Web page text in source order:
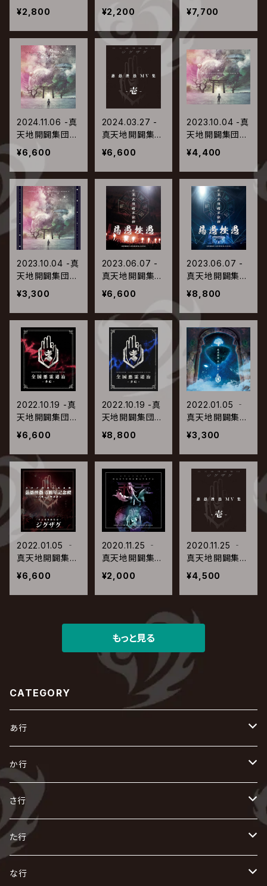
ジグザグ / Gran
∞ Grace【初回
限定盤】
¥2,800
ジグザグ / Gran
∞ Grace【通常
盤】
¥2,200
ジグザグ / 全国
開闢禊 -最高-
紀行【初回限定
¥7,700
2024.11.06 -真
天地開闢集団-
ジグザグ / 全国
開闢禊 -最高-
紀行【通常盤】
¥6,600
2024.03.27 -
真天地開闢集
団-ジグザグ /
慈愚挫愚 MV集
-弐-
¥6,600
2023.10.04 -真
天地開闢集団-
ジグザグ / 慈愚
挫愚 四 -最高-
【初回限定盤】
¥4,400
2023.10.04 -真
天地開闢集団-
ジグザグ / 慈愚
挫愚 四 -最高-
【通常盤】
¥3,300
2023.06.07 -
真天地開闢集
団-ジグザグ /
日本武道館単独
禊『慈愚挫愚』
【通常盤】
¥6,600
2023.06.07 -
真天地開闢集
団-ジグザグ /
日本武道館単独
禊『慈愚挫愚』
【豪華盤】
¥8,800
2022.10.19 -真
天地開闢集団-
ジグザグ / 全国
悪霊退治 -夢
幻-【通常盤】
¥6,600
2022.10.19 -真
天地開闢集団-
ジグザグ / 全国
悪霊退治 -夢
幻-【豪華盤】
¥8,800
2022.01.05 ‐
真天地開闢集
団‐ジグザグ /
慈愚挫愚 参 -夢
幻-
¥3,300
2022.01.05 ‐
真天地開闢集
団‐ジグザグ /
慈愚挫愚 5周年
記念禊 〜ハキュ
¥6,600
2020.11.25 ‐
真天地開闢集
団‐ジグザグ /
ハキュナマタタ
¥2,000
2020.11.25 ‐
真天地開闢集
団‐ジグザグ /
慈愚挫愚 MV集
-壱-
¥4,500
もっと見る
CATEGORY
あ行
あ
R指定
AIOLIN
い
IKUO
exist†trace
う
VIRGE / ヴァージュ
え
か行
か
怪人二十面奏
Kαin
き
KISAKI
く
さ行
さ
ザアザア
し
た行
た
な行